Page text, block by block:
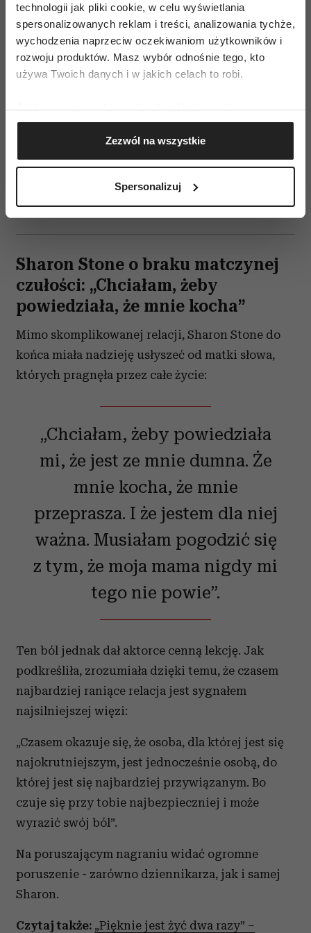
technologii jak pliki cookie, w celu wyświetlania
spersonalizowanych reklam i treści, analizowania tychże,
wychodzenia naprzeciw oczekiwaniom użytkowników i
rozwoju produktów. Masz wybór odnośnie tego, kto
używa Twoich danych i w jakich celach to robi.
Jeśli wyrazisz na to zgodę, chcielibyśmy również:
Gromadzić dane dotyczące Twojej lokalizacji
geograficznej z dokładnością nawet do kilku metrów
Identyfikować Twoje urządzenie, aktywnie
(fingerprinting, czyli wirtualny odcisk palca)
zmienić lub wycofać swoją zgodę w dowolnej chwili.
Wykorzystujemy pliki cookie do spersonalizowania treści
i reklam, aby oferować funkcje społecznościowe i
analizować ruch w naszej witrynie. Informacje o tym, jak
korzystasz z naszej witryny, udostępniamy partnerom
społecznościowym, reklamowym i analitycznym.
Partnerzy mogą połączyć te informacje z innymi danymi
Zezwól na wszystkie
Spersonalizuj
Sharon Stone: „W tym roku chcę
się zakochać – tak na 100
procent”
Sharon Stone o braku matczynej
czułości: „Chciałam, żeby
powiedziała, że mnie kocha”
Mimo skomplikowanej relacji, Sharon Stone do
końca miała nadzieję usłyszeć od matki słowa,
których pragnęła przez całe życie:
„Chciałam, żeby powiedziała
mi, że jest ze mnie dumna. Że
mnie kocha, że mnie
przeprasza. I że jestem dla niej
ważna. Musiałam pogodzić się
z tym, że moja mama nigdy mi
tego nie powie”.
Ten ból jednak dał aktorce cenną lekcję. Jak
podkreśliła, zrozumiała dzięki temu, że czasem
najbardziej raniące relacja jest sygnałem
najsilniejszej więzi:
„Czasem okazuje się, że osoba, dla której jest się
najokrutniejszym, jest jednocześnie osobą, do
której jest się najbardziej przywiązanym. Bo
czuje się przy tobie najbezpieczniej i może
wyrazić swój ból”.
Na poruszającym nagraniu widać ogromne
poruszenie - zarówno dziennikarza, jak i samej
Sharon.
Czytaj także: „Pięknie jest żyć dwa razy” –